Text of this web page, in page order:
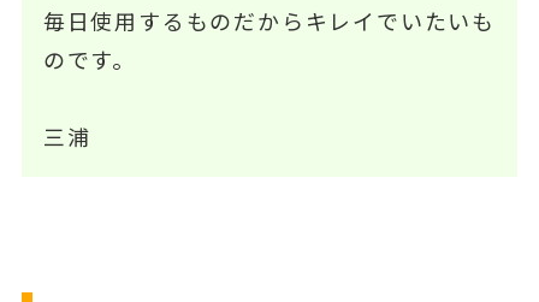
毎日使用するものだからキレイでいたいも
のです。
三浦